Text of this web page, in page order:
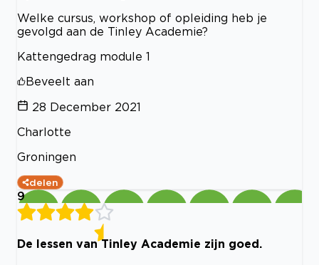
Welke cursus, workshop of opleiding heb je
gevolgd aan de Tinley Academie?
Kattengedrag module 1
Beveelt aan
28 December 2021
Charlotte
Groningen
delen
9
De lessen van Tinley Academie zijn goed.